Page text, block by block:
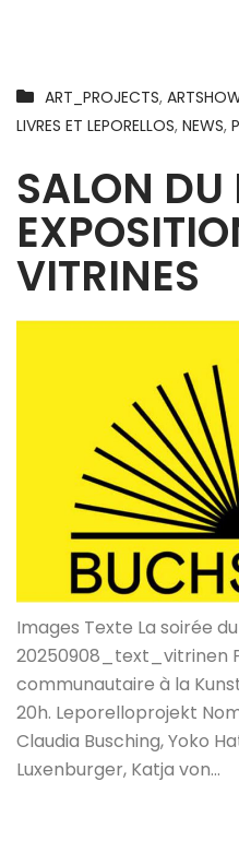
ART_PROJECTS,
LIVRES ET LEPORELLOS, NEWS,
SALON DU
VITRINES
Images Texte La soirée
20250908_text_vitrinen
communautaire à la
20h. Leporelloprojekt
Claudia Busching, Yoko
Luxenburger, Katja von…